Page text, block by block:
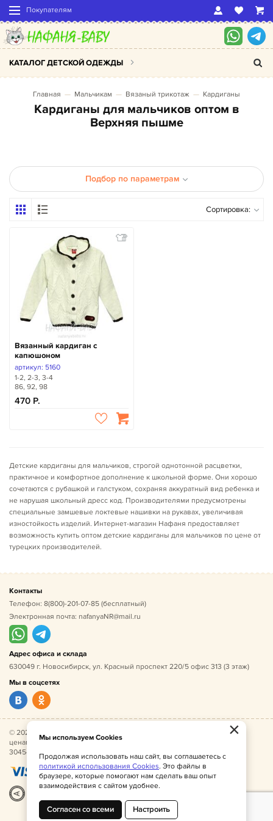
Покупателям
КАТАЛОГ ДЕТСКОЙ ОДЕЖДЫ
Главная Мальчикам Вязаный трикотаж Кардиганы
Кардиганы для мальчиков оптом в
Верхняя пышме
Подбор по параметрам
Сортировка:
Вязанный кардиган с
капюшоном
артикул: 5160
1-2, 2-3, 3-4
86, 92, 98
470
Детские кардиганы для мальчиков, строгой однотонной расцветки,
практичное и комфортное дополнение к школьной форме. Они хорошо
сочетаются с рубашкой и галстуком, сохраняя аккуратный вид ребенка и
не нарушая школьный дресс код. Производителями предусмотрены
специальные замшевые локтевые нашивки на рукавах, увеличивая
изностойкость изделий. Интернет-магазин Нафаня предоставляет
возможность купить оптом детские кардиганы для мальчиков по цене от
турецких производителей.
Контакты
Телефон: 8(800)-201-07-85 (бесплатный)
Электронная почта: nafanyaNR@mail.ru
Адрес офиса и склада
630049 г. Новосибирск, ул. Красный проспект 220/5 офис 313 (3 этаж)
Мы в соцсетях
© 2026 Нафаня — оптовые поставки детской одежды по
ценам производителя. ИНН 541005493544, ОГРН
304541027500052.
×
Мы используем Cookies
Продолжая использовать наш сайт, вы соглашаетесь с
политикой использования Cookies. Это файлы в
браузере, которые помогают нам сделать ваш опыт
взаимодействия с сайтом удобнее.
Согласен со всеми Настроить